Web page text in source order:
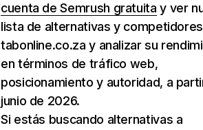
cuenta de Semrush gratuita y ver
lista de alternativas y
tabonline.co.za y analizar su
en términos de tráfico web,
posicionamiento y autoridad, a
junio de 2026.
Si estás buscando alternativas a